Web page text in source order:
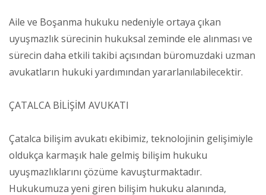
Aile ve Boşanma hukuku nedeniyle ortaya çıkan
uyuşmazlık sürecinin hukuksal zeminde ele alınması ve
sürecin daha etkili takibi açısından büromuzdaki uzman
avukatların hukuki yardımından yararlanılabilecektir.
ÇATALCA BİLİŞİM AVUKATI
Çatalca bilişim avukatı ekibimiz, teknolojinin gelişimiyle
oldukça karmaşık hale gelmiş bilişim hukuku
uyuşmazlıklarını çözüme kavuşturmaktadır.
Hukukumuza yeni giren bilişim hukuku alanında,